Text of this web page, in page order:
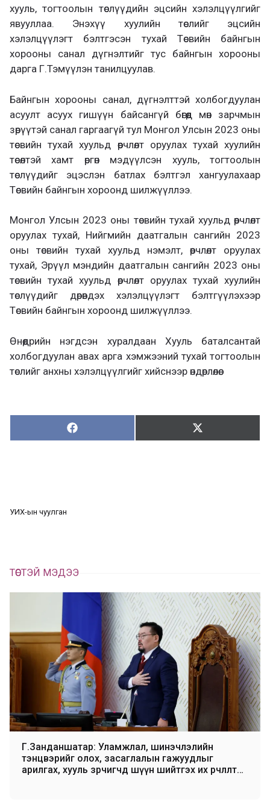
хууль, тогтоолын төслүүдийн эцсийн хэлэлцүүлгийг
явууллаа. Энэхүү хуулийн төслийг эцсийн
хэлэлцүүлэгт бэлтгэсэн тухай Төсвийн байнгын
хорооны санал дүгнэлтийг тус байнгын хорооны
дарга Г.Тэмүүлэн танилцуулав.
Байнгын хорооны санал, дүгнэлттэй холбогдуулан
асуулт асуух гишүүн байсангүй бөгөөд мөн зарчмын
зөрүүтэй санал гаргаагүй тул Монгол Улсын 2023 оны
төсвийн тухай хуульд өөрчлөлт оруулах тухай хуулийн
төсөлтэй хамт өргөн мэдүүлсэн хууль, тогтоолын
төслүүдийг эцэслэн батлах бэлтгэл хангуулахаар
Төсвийн байнгын хороонд шилжүүллээ.
Монгол Улсын 2023 оны төсвийн тухай хуульд өөрчлөлт
оруулах тухай, Нийгмийн даатгалын сангийн 2023
оны төсвийн тухай хуульд нэмэлт, өөрчлөлт оруулах
тухай, Эрүүл мэндийн даатгалын сангийн 2023 оны
төсвийн тухай хуульд өөрчлөлт оруулах тухай хуулийн
төслүүдийг дөрөвдэх хэлэлцүүлэгт бэлтгүүлэхээр
Төсвийн байнгын хороонд шилжүүллээ.
Өнөөдрийн нэгдсэн хуралдаан Хууль баталсантай
холбогдуулан авах арга хэмжээний тухай тогтоолын
төслийг анхны хэлэлцүүлгийг хийснээр өндөрлөлөө.
Хуваалцах:
Х
у
Түгээх:
Т
ү
УИХ-ын чуулган
ТӨСТЭЙ МЭДЭЭ
Г.Занданшатар: Уламжлал, шинэчлэлийн
тэнцвэрийг олох, засаглалын гажуудлыг
арилгах, хууль зөрчигчдөө шүүн шийтгэх их өөрчлөлтөд